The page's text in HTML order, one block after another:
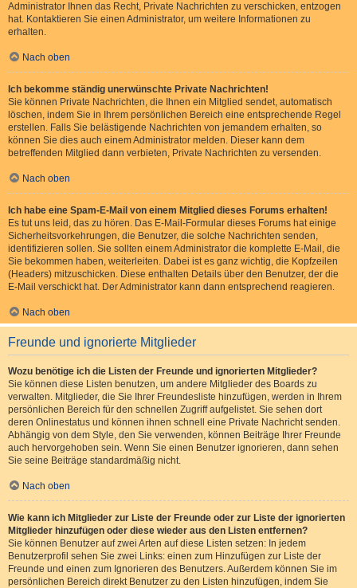
Administrator Ihnen das Recht, Private Nachrichten zu verschicken, entzogen
hat. Kontaktieren Sie einen Administrator, um weitere Informationen zu
erhalten.
Nach oben
Ich bekomme ständig unerwünschte Private Nachrichten!
Sie können Private Nachrichten, die Ihnen ein Mitglied sendet, automatisch
löschen, indem Sie in Ihrem persönlichen Bereich eine entsprechende Regel
erstellen. Falls Sie belästigende Nachrichten von jemandem erhalten, so
können Sie dies auch einem Administrator melden. Dieser kann dem
betreffenden Mitglied dann verbieten, Private Nachrichten zu versenden.
Nach oben
Ich habe eine Spam-E-Mail von einem Mitglied dieses Forums erhalten!
Es tut uns leid, das zu hören. Das E-Mail-Formular dieses Forums hat einige
Sicherheitsvorkehrungen, die Benutzer, die solche Nachrichten senden,
identifizieren sollen. Sie sollten einem Administrator die komplette E-Mail, die
Sie bekommen haben, weiterleiten. Dabei ist es ganz wichtig, die Kopfzeilen
(Headers) mitzuschicken. Diese enthalten Details über den Benutzer, der die
E-Mail verschickt hat. Der Administrator kann dann entsprechend reagieren.
Nach oben
Freunde und ignorierte Mitglieder
Wozu benötige ich die Listen der Freunde und ignorierten Mitglieder?
Sie können diese Listen benutzen, um andere Mitglieder des Boards zu
verwalten. Mitglieder, die Sie Ihrer Freundesliste hinzufügen, werden in Ihrem
persönlichen Bereich für den schnellen Zugriff aufgelistet. Sie sehen dort
deren Onlinestatus und können ihnen schnell eine Private Nachricht senden.
Abhängig von dem Style, den Sie verwenden, können Beiträge Ihrer Freunde
auch hervorgehoben sein. Wenn Sie einen Benutzer ignorieren, dann sehen
Sie seine Beiträge standardmäßig nicht.
Nach oben
Wie kann ich Mitglieder zur Liste der Freunde oder zur Liste der ignorierten
Mitglieder hinzufügen oder diese wieder aus den Listen entfernen?
Sie können Benutzer auf zwei Arten auf diese Listen setzen: In jedem
Benutzerprofil sehen Sie zwei Links: einen zum Hinzufügen zur Liste der
Freunde und einen zum Ignorieren des Benutzers. Außerdem können Sie im
persönlichen Bereich direkt Benutzer zu den Listen hinzufügen, indem Sie